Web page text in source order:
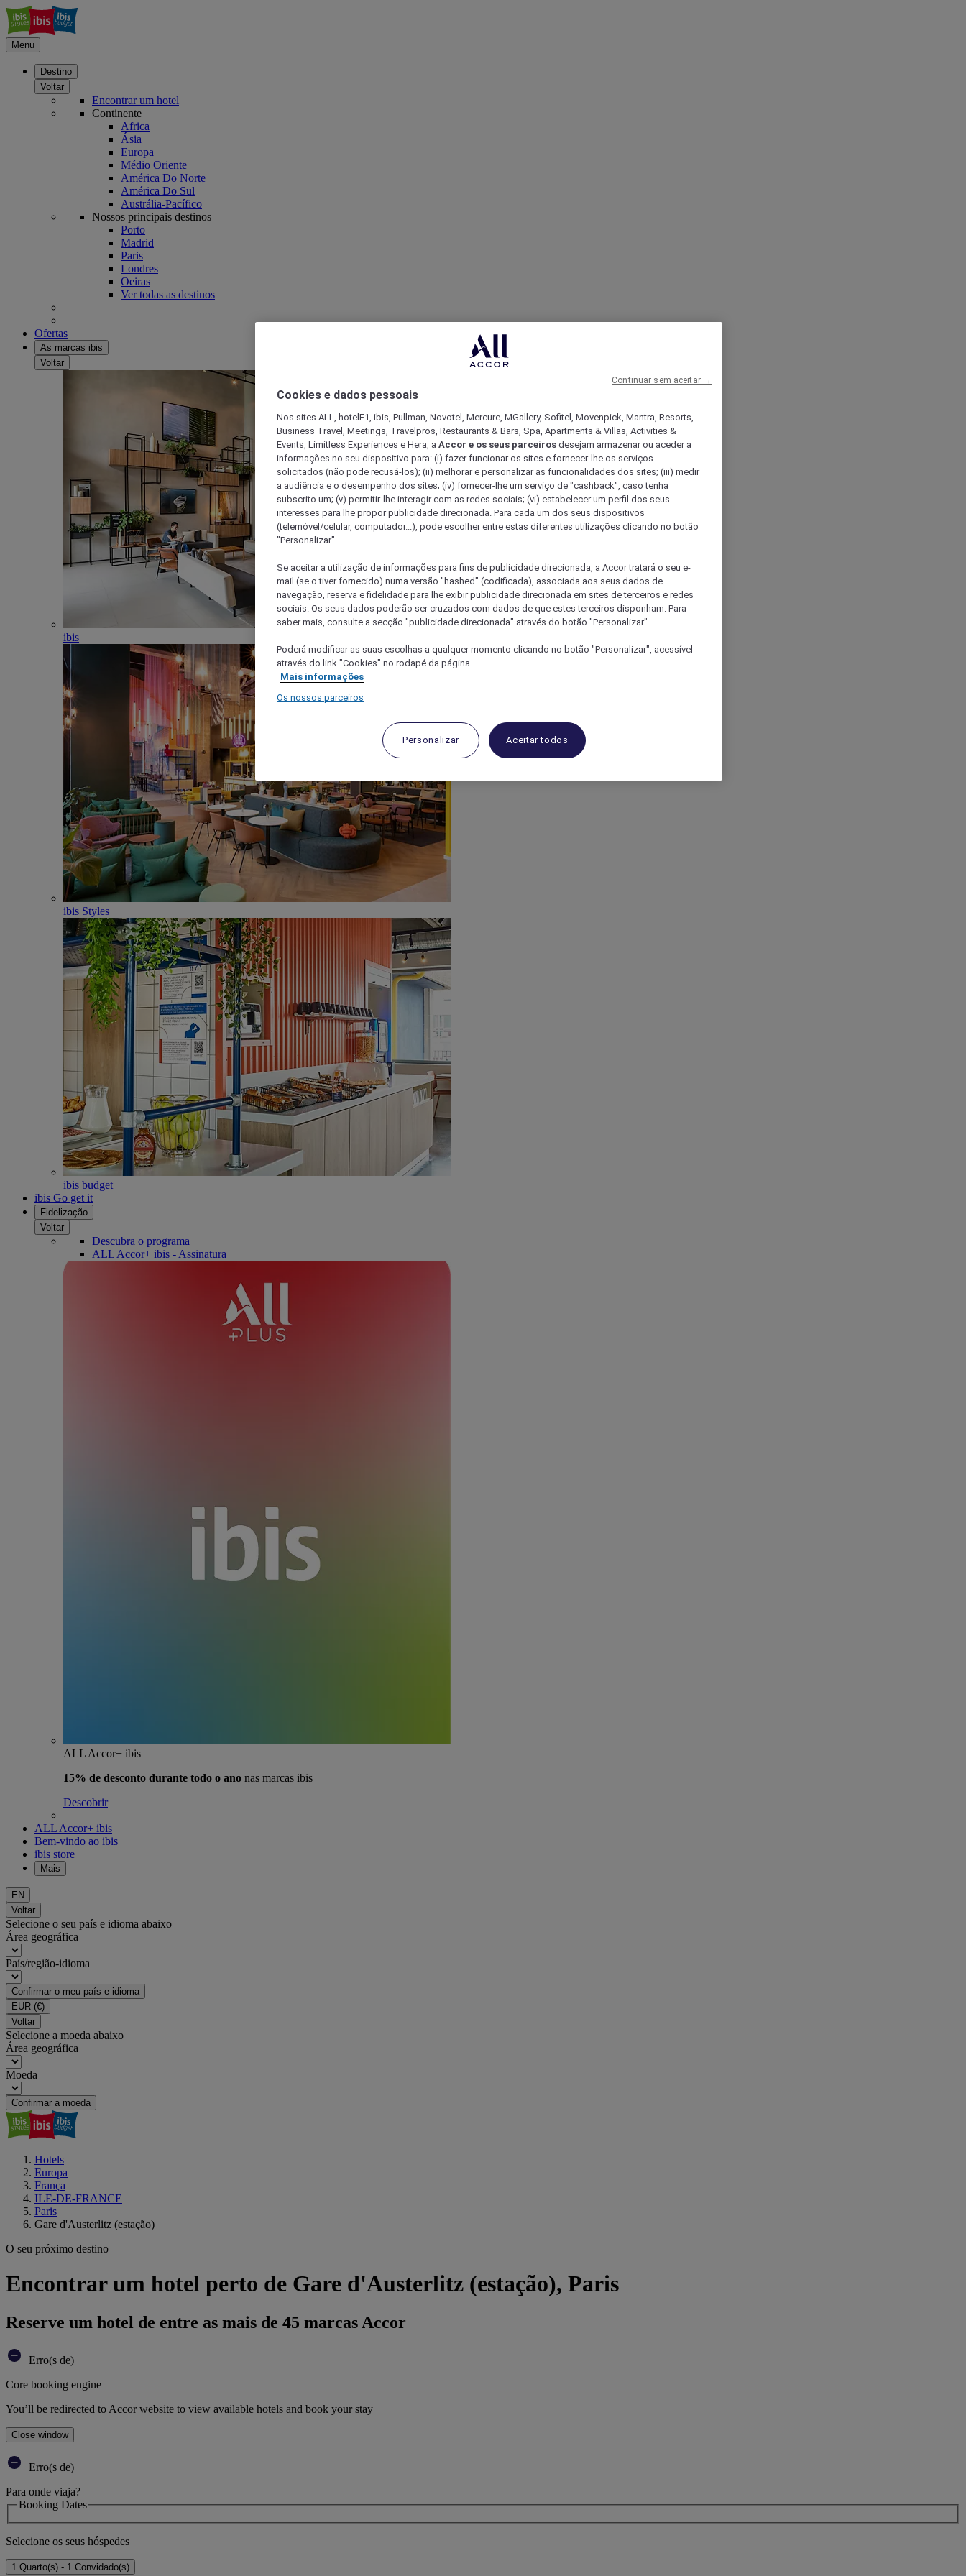
Menu
Destino
Voltar
Encontrar um hotel
Continente
Africa
Ásia
Europa
Médio Oriente
América Do Norte
América Do Sul
Austrália-Pacífico
Nossos principais destinos
Porto
Madrid
Paris
Londres
Oeiras
Ver todas as destinos
Ofertas
As marcas ibis
Voltar
ibis
ibis Styles
ibis budget
ibis Go get it
Fidelização
Voltar
Descubra o programa
ALL Accor+ ibis - Assinatura
ALL Accor+ ibis
15% de desconto durante todo o ano nas marcas ibis
Descobrir
ALL Accor+ ibis
Bem-vindo ao ibis
ibis store
Mais
EN
Voltar
Selecione o seu país e idioma abaixo
Área geográfica
País/região-idioma
Confirmar o meu país e idioma
EUR (€)
Voltar
Selecione a moeda abaixo
Área geográfica
Moeda
Confirmar a moeda
Hotels
Europa
França
ILE-DE-FRANCE
Paris
Gare d'Austerlitz (estação)
O seu próximo destino
Encontrar um hotel perto de Gare d'Austerlitz (estação), Paris
Reserve um hotel de entre as mais de 45 marcas Accor
Erro(s de)
Core booking engine
You’ll be redirected to Accor website to view available hotels and book your stay
Close window
Erro(s de)
Para onde viaja?
Booking Dates
Selecione os seus hóspedes
1 Quarto(s) - 1 Convidado(s)
Cookies e dados pessoais
Nos sites ALL, hotelF1, ibis, Pullman, Novotel, Mercure, MGallery, Sofitel, Movenpick, Mantra, Resorts,
Business Travel, Meetings, Travelpros, Restaurants & Bars, Spa, Apartments & Villas, Activities &
Events, Limitless Experiences e Hera, a Accor e os seus parceiros desejam armazenar ou aceder a
informações no seu dispositivo para: (i) fazer funcionar os sites e fornecer-lhe os serviços
solicitados (não pode recusá-los); (ii) melhorar e personalizar as funcionalidades dos sites; (iii) medir
a audiência e o desempenho dos sites; (iv) fornecer-lhe um serviço de "cashback", caso tenha
subscrito um; (v) permitir-lhe interagir com as redes sociais; (vi) estabelecer um perfil dos seus
interesses para lhe propor publicidade direcionada. Para cada um dos seus dispositivos
(telemóvel/celular, computador...), pode escolher entre estas diferentes utilizações clicando no botão
"Personalizar".
Se aceitar a utilização de informações para fins de publicidade direcionada, a Accor tratará o seu e-
mail (se o tiver fornecido) numa versão "hashed" (codificada), associada aos seus dados de
navegação, reserva e fidelidade para lhe exibir publicidade direcionada em sites de terceiros e redes
sociais. Os seus dados poderão ser cruzados com dados de que estes terceiros disponham. Para
saber mais, consulte a secção "publicidade direcionada" através do botão "Personalizar".
Poderá modificar as suas escolhas a qualquer momento clicando no botão "Personalizar", acessível
através do link "Cookies" no rodapé da página.
Mais informações
Os nossos parceiros
Personalizar Aceitar todos
Continuar sem aceitar →